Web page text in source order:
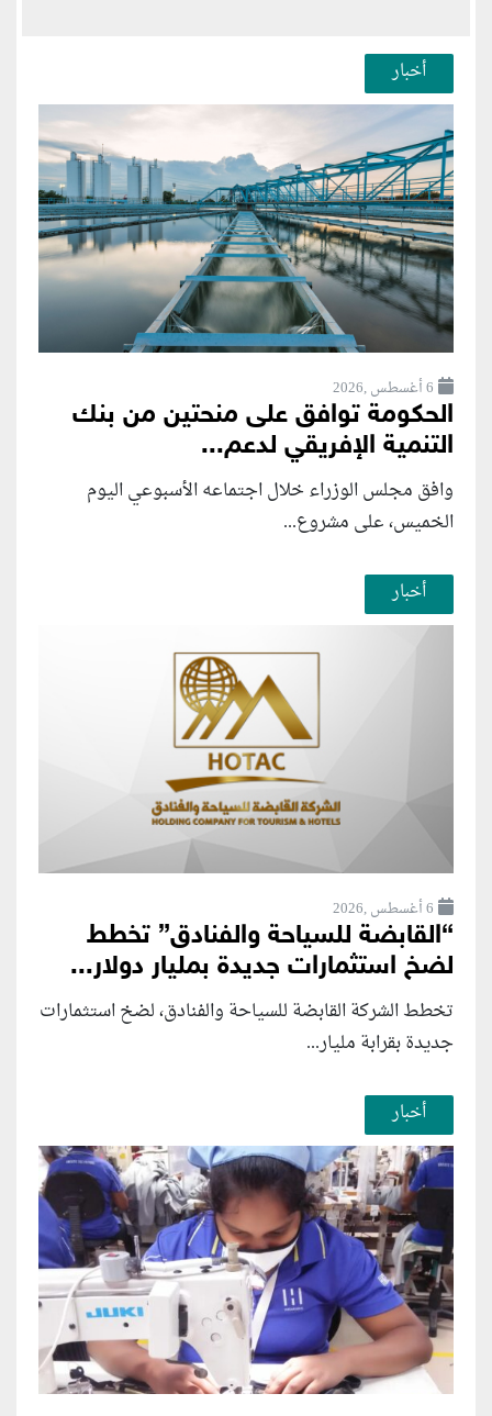
أخبار
6 أغسطس ,2026
الحكومة توافق على منحتين من بنك
التنمية الإفريقي لدعم...
وافق مجلس الوزراء خلال اجتماعه الأسبوعي اليوم
الخميس، على مشروع...
أخبار
6 أغسطس ,2026
“القابضة للسياحة والفنادق” تخطط
لضخ استثمارات جديدة بمليار دولار...
تخطط الشركة القابضة للسياحة والفنادق، لضخ استثمارات
جديدة بقرابة مليار...
أخبار